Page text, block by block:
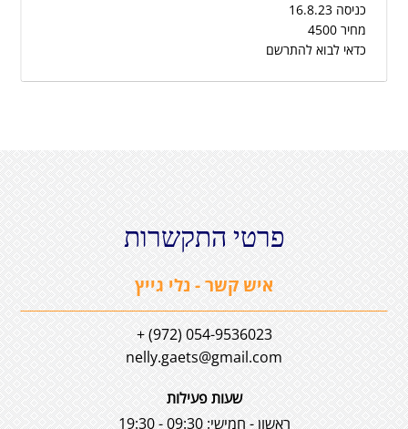
כניסה 16.8.23
מחיר 4500
כדאי לבוא להתרשם
פרטי התקשרות
איש קשר - נלי גייץ
054-9536023 (972) +
nelly.gaets@gmail.com
שעות פעילות
ראשון - חמישי: 09:30 - 19:30